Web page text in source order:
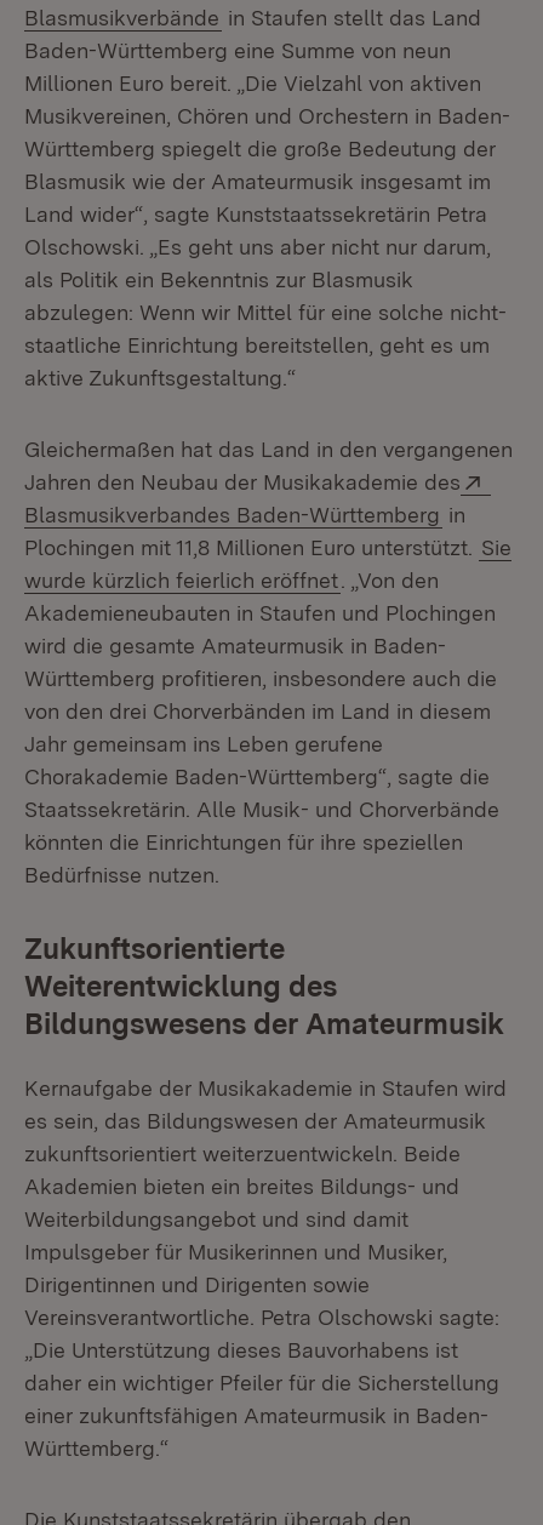
Blasmusikverbände (Öffnet in neuem Fenster)
in Staufen stellt das Land
Baden-Württemberg eine Summe von neun
Millionen Euro bereit. „Die Vielzahl von aktiven
Musikvereinen, Chören und Orchestern in Baden-
Württemberg spiegelt die große Bedeutung der
Blasmusik wie der Amateurmusik insgesamt im
Land wider“, sagte Kunststaatssekretärin Petra
Olschowski. „Es geht uns aber nicht nur darum,
als Politik ein Bekenntnis zur Blasmusik
abzulegen: Wenn wir Mittel für eine solche nicht-
staatliche Einrichtung bereitstellen, geht es um
aktive Zukunftsgestaltung.“
Gleichermaßen hat das Land in den vergangenen
Jahren den Neubau der Musikakademie des
Blasmusikverbandes Baden-Württemberg (Öffnet
in
Plochingen mit 11,8 Millionen Euro unterstützt. Sie
wurde kürzlich feierlich eröffnet . „Von den
Akademieneubauten in Staufen und Plochingen
wird die gesamte Amateurmusik in Baden-
Württemberg profitieren, insbesondere auch die
von den drei Chorverbänden im Land in diesem
Jahr gemeinsam ins Leben gerufene
Chorakademie Baden-Württemberg“, sagte die
Staatssekretärin. Alle Musik- und Chorverbände
könnten die Einrichtungen für ihre speziellen
Bedürfnisse nutzen.
Zukunftsorientierte
Weiterentwicklung des
Bildungswesens der Amateurmusik
Kernaufgabe der Musikakademie in Staufen wird
es sein, das Bildungswesen der Amateurmusik
zukunftsorientiert weiterzuentwickeln. Beide
Akademien bieten ein breites Bildungs- und
Weiterbildungsangebot und sind damit
Impulsgeber für Musikerinnen und Musiker,
Dirigentinnen und Dirigenten sowie
Vereinsverantwortliche. Petra Olschowski sagte:
„Die Unterstützung dieses Bauvorhabens ist
daher ein wichtiger Pfeiler für die Sicherstellung
einer zukunftsfähigen Amateurmusik in Baden-
Württemberg.“
Die Kunststaatssekretärin übergab den